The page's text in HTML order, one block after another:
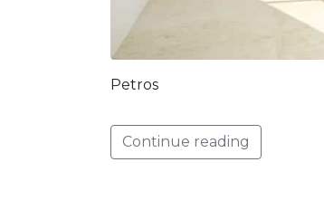
Petros
Continue reading